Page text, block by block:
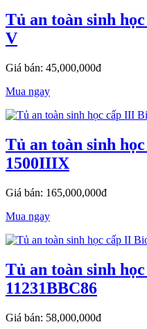
Tủ an toàn sinh
V
Giá bán: 45,000,000đ
Mua ngay
Tủ an toàn sinh
1500IIIX
Giá bán: 165,000,000đ
Mua ngay
Tủ an toàn sinh
11231BBC86
Giá bán: 58,000,000đ